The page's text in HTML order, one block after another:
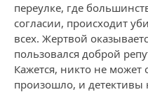
переулке, где
согласии, происходит
всех. Жертвой
пользовался доброй
Кажется, никто не может
произошло, и детективы